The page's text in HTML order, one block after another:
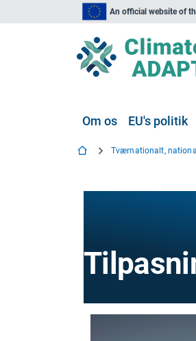
An official website of
Om os EU's politik
Tværnationalt,